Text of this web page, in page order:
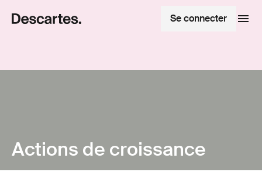
Se connecter
Actions de croissance